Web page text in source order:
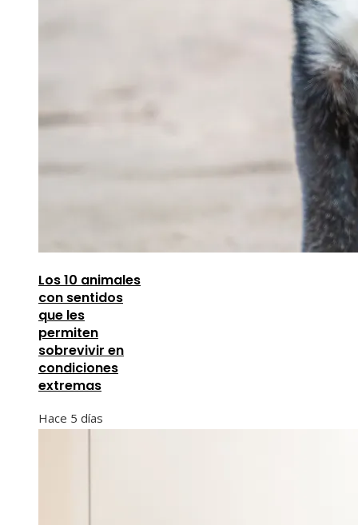
Los 10 animales
con sentidos
que les
permiten
sobrevivir en
condiciones
extremas
Hace 5 días